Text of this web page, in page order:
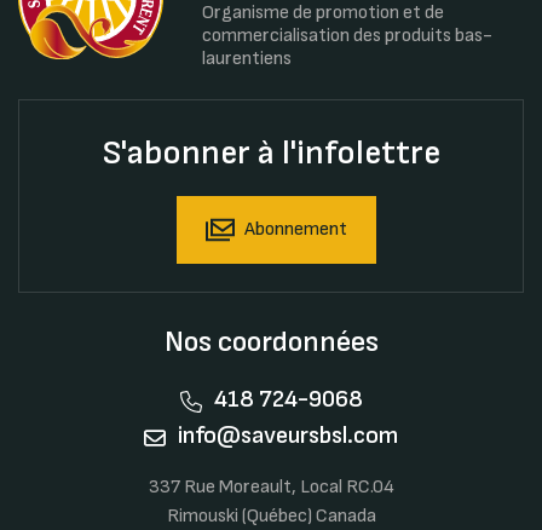
Organisme de promotion et de
commercialisation des produits bas-
laurentiens
S'abonner à l'infolettre
Abonnement
Nos coordonnées
418 724-9068
info@saveursbsl.com
337 Rue Moreault, Local RC.04
Rimouski (Québec) Canada